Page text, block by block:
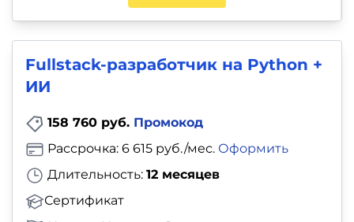
Fullstack-разработчик на Python +
ИИ
158 760 руб. Промокод
Длительность: 12 месяцев
Сертификат
Рассрочка: 6 615 руб./мес. Оформить